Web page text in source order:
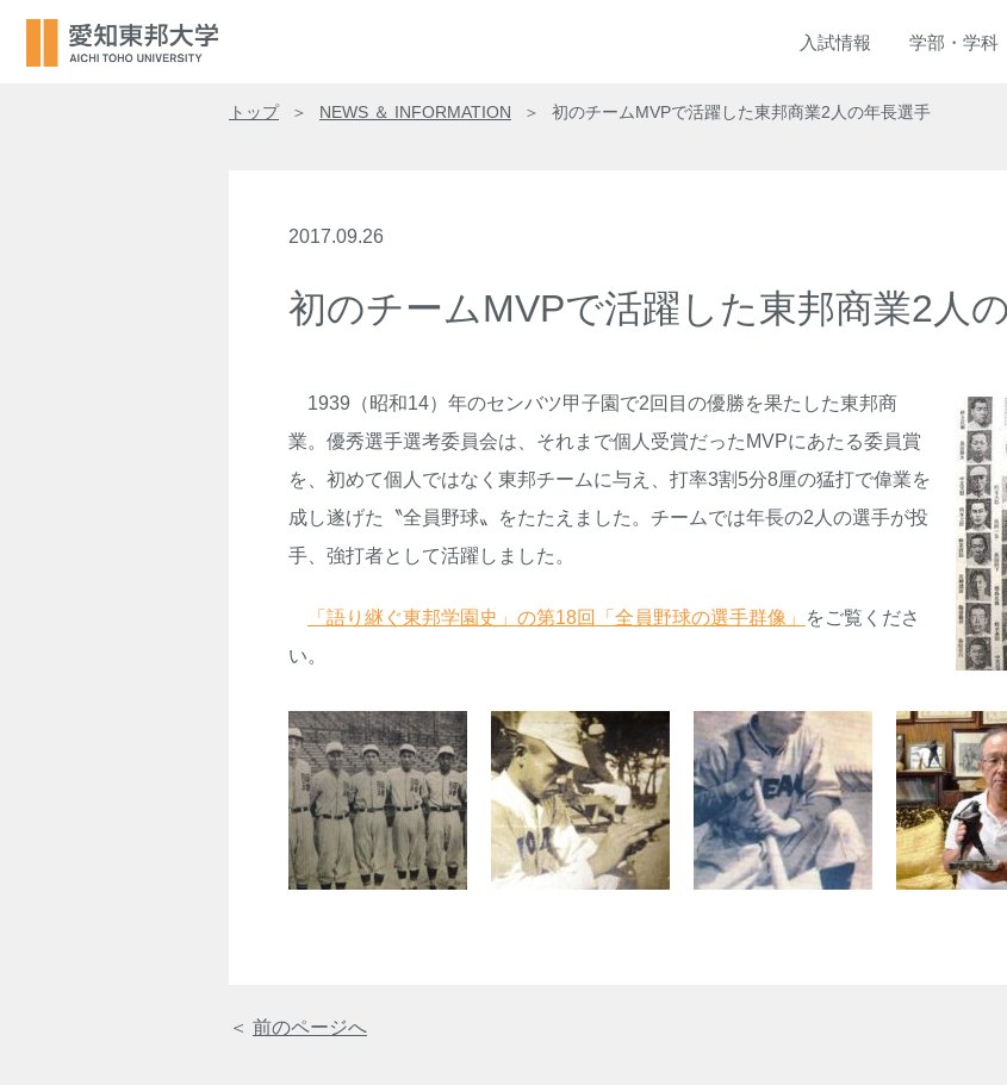
入試情報 学部 ・ 学科
トップ NEWS ＆ INFORMATION 初のチームMVPで活躍した東邦商業2人の年長選手
2017.09.26
初のチームMVPで活躍した東邦商業2人
1939（昭和14）年のセンバツ甲子園で2回目の優勝を果たした東邦商
業。優秀選手選考委員会は、それまで個人受賞だったMVPにあたる委員賞
を、初めて個人ではなく東邦チームに与え、打率3割5分8厘の猛打で偉業を
成し遂げた〝全員野球〟をたたえました。チームでは年長の2人の選手が投
手、強打者として活躍しました。
「語り継ぐ東邦学園史」の第18回「全員野球の選手群像」
をご覧くださ
い。
＜ 前のページへ